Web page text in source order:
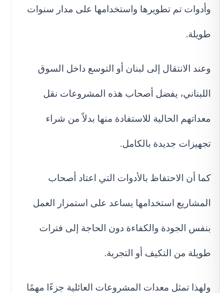
وأدوات تم تطويرها واستخدامها على مدار سنوات
طويلة.
وعند الانتقال إلى لبنان أو التوسع داخل السوق
اللبناني، يفضل أصحاب هذه المشروعات نقل
معداتهم الحالية للاستفادة منها بدلاً من شراء
تجهيزات جديدة بالكامل.
كما أن الاحتفاظ بالأدوات التي اعتاد أصحاب
المشاريع استخدامها يساعد على استمرار العمل
بنفس الجودة والكفاءة دون الحاجة إلى فترات
طويلة من التكيف أو التجربة.
ولهذا تمثل معدات المشروعات العائلية جزءًا مهمًا